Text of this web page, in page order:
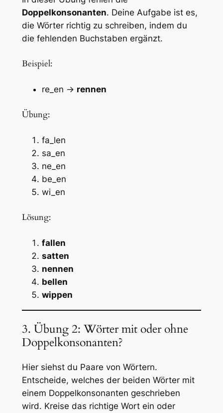
Doppelkonsonanten. Deine Aufgabe ist es,
die Wörter richtig zu schreiben, indem du
die fehlenden Buchstaben ergänzt.
Beispiel:
re_en → rennen
Übung:
fa_len
sa_en
ne_en
be_en
wi_en
Lösung:
fallen
satten
nennen
bellen
wippen
3. Übung 2: Wörter mit oder ohne
Doppelkonsonanten?
Hier siehst du Paare von Wörtern.
Entscheide, welches der beiden Wörter mit
einem Doppelkonsonanten geschrieben
wird. Kreise das richtige Wort ein oder